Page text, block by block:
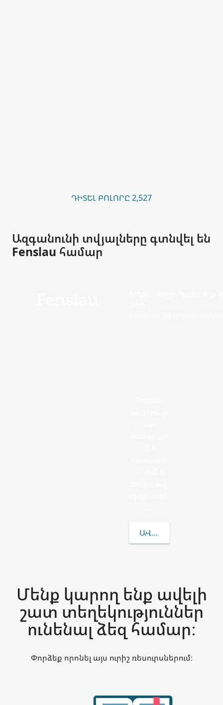
ԴԻՏԵԼ ԲՈԼՈՐԸ 2,527
Ազգանունի տվյալները գտնվել են
Fenslau համար
ԱՎԵԼԻՆ ԻՄԱՆԱԼ
Մենք կարող ենք ավելի
շատ տեղեկություններ
ունենալ ձեզ համար:
Փորձեք որոնել այս ուրիշ ռեսուրսներում։